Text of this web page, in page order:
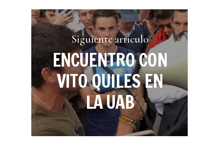
Siguiente artículo
ENCUENTRO CON
VITO QUILES EN
LA UAB